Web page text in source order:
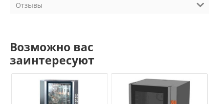
Отзывы
Возможно вас
заинтересуют